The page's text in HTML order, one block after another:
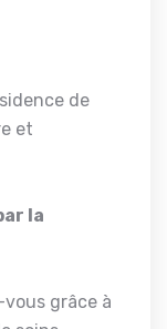
de
et
la
grâce à